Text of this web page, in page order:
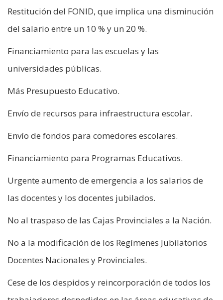
Restitución del FONID, que implica una disminución
del salario entre un 10 % y un 20 %.
Financiamiento para las escuelas y las
universidades públicas.
Más Presupuesto Educativo.
Envío de recursos para infraestructura escolar.
Envío de fondos para comedores escolares.
Financiamiento para Programas Educativos.
Urgente aumento de emergencia a los salarios de
las docentes y los docentes jubilados.
No al traspaso de las Cajas Provinciales a la Nación.
No a la modificación de los Regímenes Jubilatorios
Docentes Nacionales y Provinciales.
Cese de los despidos y reincorporación de todos los